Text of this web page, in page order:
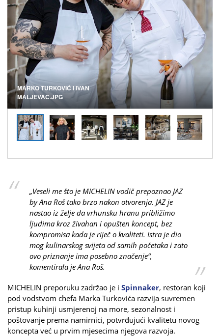
MARKO TURKOVIĆ I IVAN
MALJEVAC.JPG
„Veseli me što je MICHELIN vodič prepoznao JAZ
by Ana Roš tako brzo nakon otvorenja. JAZ je
nastao iz želje da vrhunsku hranu približimo
ljudima kroz živahan i opušten koncept, bez
kompromisa kada je riječ o kvaliteti. Istra je dio
mog kulinarskog svijeta od samih početaka i zato
ovo priznanje ima posebno značenje“,
komentirala je Ana Roš.
MICHELIN preporuku zadržao je i Spinnaker, restoran koji
pod vodstvom chefa Marka Turkovića razvija suvremen
pristup kuhinji usmjerenoj na more, sezonalnost i
poštovanje prema namirnici, potvrđujući kvalitetu novog
koncepta već u prvim mjesecima njegova razvoja.